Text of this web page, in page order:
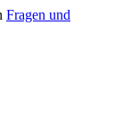
Fragen und